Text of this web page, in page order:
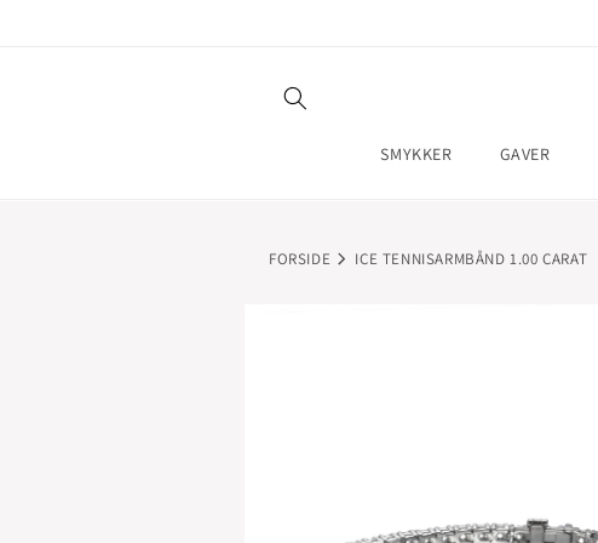
SMYKKER GAVER
FORSIDE ICE TENNISARMBÅND 1.00 CARAT